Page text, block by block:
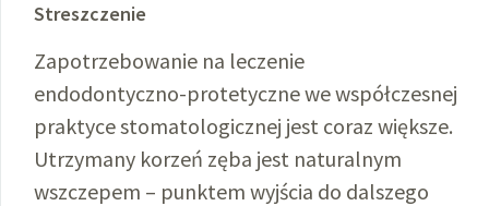
Streszczenie
Zapotrzebowanie na leczenie
endodontyczno-protetyczne we współczesnej
praktyce stomatologicznej jest coraz większe.
Utrzymany korzeń zęba jest naturalnym
wszczepem – punktem wyjścia do dalszego